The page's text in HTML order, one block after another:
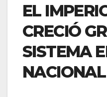
EL
CRECIÓ
SISTEMA
NACIONAL